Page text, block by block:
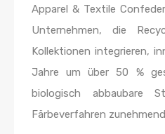
Apparel & Textile
Unternehmen, die
Kollektionen integrieren,
Jahre um über 50 %
biologisch abbaubare
Färbeverfahren